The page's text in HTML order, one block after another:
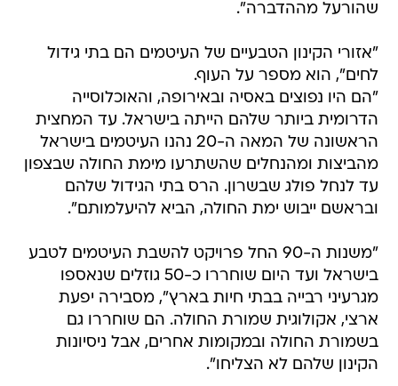
שהורעל מההדברה".
"אזורי הקינון הטבעיים של העיטמים הם בתי גידול
לחים", הוא מספר על העוף.
"הם היו נפוצים באסיה ובאירופה, והאוכלוסייה
הדרומית ביותר שלהם הייתה בישראל. עד המחצית
הראשונה של המאה ה-20 נהנו העיטמים בישראל
מהביצות ומהנחלים שהשתרעו מימת החולה שבצפון
עד לנחל פולג שבשרון. הרס בתי הגידול שלהם
ובראשם ייבוש ימת החולה, הביא להיעלמותם".
"משנות ה-90 החל פרויקט להשבת העיטמים לטבע
בישראל ועד היום שוחררו כ-50 גוזלים שנאספו
מגרעיני רבייה בבתי חיות בארץ", מסבירה יפעת
ארצי, אקולוגית שמורת החולה. הם שוחררו גם
בשמורת החולה ובמקומות אחרים, אבל ניסיונות
הקינון שלהם לא הצליחו".